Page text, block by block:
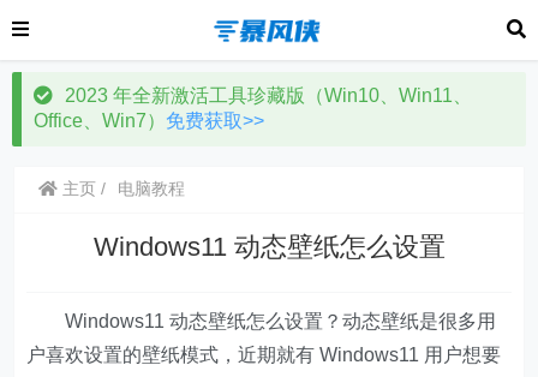
2023 年全新激活工具珍藏版（Win10、Win11、
Office、Win7） 免费获取>>
主页 电脑教程
Windows11 动态壁纸怎么设置
Windows11 动态壁纸怎么设置？动态壁纸是很多用
户喜欢设置的壁纸模式，近期就有 Windows11 用户想要